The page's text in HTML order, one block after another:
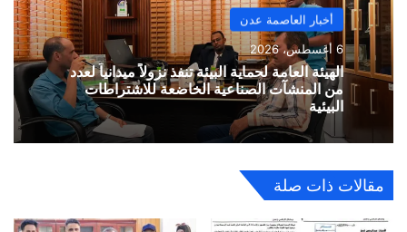
أخبار العاصمة عدن
6 أغسطس، 2026
الهيئة العامة لحماية البيئة تنفذ نزولاً ميدانياً لعدد
من المنشآت الصناعية الخاضعة للاشتراطات
البيئية
مقالات ذات صلة